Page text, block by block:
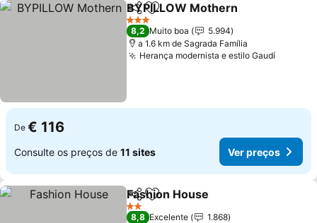
PartilharAdicionar aos favoritos
BYPILLOW Mothern
3 Estrelas
8,2 Muito boa
5.994
a 1.6 km de Sagrada Família
Herança modernista e estilo Gaudí
De € 116
Consulte os preços de 11 sites Ver preços
PartilharAdicionar aos favoritos
Fashion House
2 Estrelas
8,8 Excelente
1.868